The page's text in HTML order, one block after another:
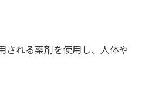
れる薬剤を使用し、人体や